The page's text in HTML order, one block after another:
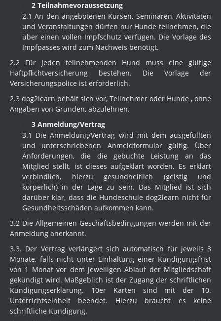
2 Teilnahmevoraussetzung
2.1 An den angebotenen Kursen, Seminaren, Aktivitäten
und Veranstaltungen dürfen nur Hunde teilnehmen, die
über einen vollen Impfschutz verfügen. Die Vorlage des
Impfpasses wird zum Nachweis benötigt.
2.2 Für jeden teilnehmenden Hund muss eine gültige
Haftpflichtversicherung bestehen. Die Vorlage der
Versicherungspolice ist erforderlich.
2.3 dog2learn behält sich vor, Teilnehmer oder Hunde , ohne
Angaben von Gründen, abzulehnen.
3 Anmeldung/Vertrag
3.1 Die Anmeldung/Vertrag wird mit dem ausgefüllten
und unterschriebenen Anmeldformular gültig. Über
Anforderungen, die die gebuchte Leistung an das
Mitglied stellt, ist dieses aufgeklärt worden. Es erklärt
verbindlich, hierzu gesundheitlich (geistig und
körperlich) in der Lage zu sein. Das Mitglied ist sich
darüber klar, dass die Hundeschule dog2learn nicht für
Gesundheitsschäden aufkommen kann.
3.2 Die Allgemeinen Geschäftsbedingungen werden mit der
Anmeldung anerkannt.
3.3. Der Vertrag verlängert sich automatisch für jeweils 3
Monate, falls nicht unter Einhaltung einer Kündigungsfrist
von 1 Monat vor dem jeweiligen Ablauf der Mitgliedschaft
gekündigt wird. Maßgeblich ist der Zugang der schriftlichen
Kündigungserklärung. 10er Karten sind mit der 10.
Unterrichtseinheit beendet. Hierzu braucht es keine
schriftliche Kündigung.